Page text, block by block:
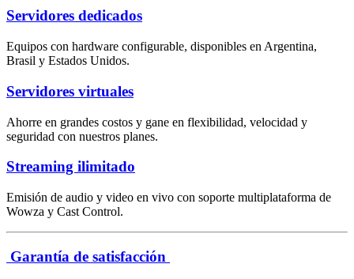
Servidores dedicados
Equipos con hardware configurable, disponibles en Argentina,
Brasil y Estados Unidos.
Servidores virtuales
Ahorre en grandes costos y gane en flexibilidad, velocidad y
seguridad con nuestros planes.
Streaming ilimitado
Emisión de audio y video en vivo con soporte multiplataforma de
Wowza y Cast Control.
Garantía de satisfacción